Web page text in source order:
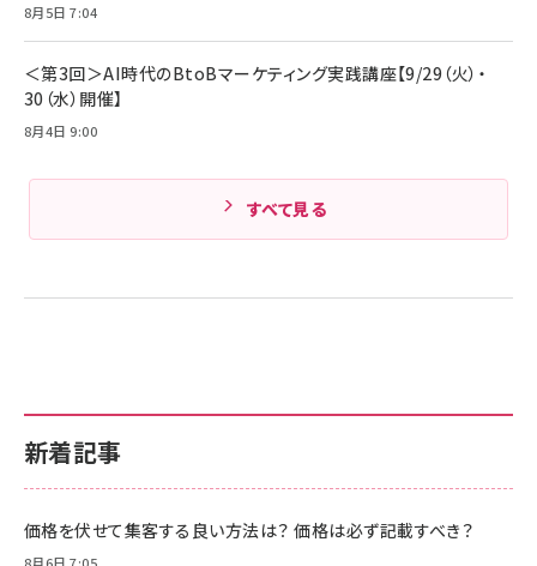
新着記事
価格を伏せて集客する良い方法は？ 価格は必ず記載すべき？
8月6日 7:05
8月5日 7:04
＜第3回＞AI時代のBtoBマーケティング実践講座【9/29（火）・
30（水）開催】
8月4日 9:00
すべて見る